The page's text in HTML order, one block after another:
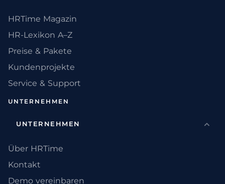
HRTime Magazin
HR-Lexikon A–Z
Preise & Pakete
Kundenprojekte
Service & Support
UNTERNEHMEN
UNTERNEHMEN
Über HRTime
Kontakt
Demo vereinbaren